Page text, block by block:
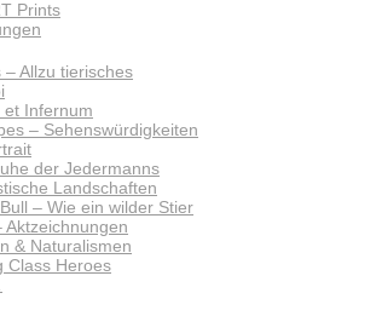
Prints
– Allzu tierisches
et Infernum
– Sehenswürdigkeiten
der Jedermanns
Landschaften
– Wie ein wilder Stier
Aktzeichnungen
& Naturalismen
Class Heroes